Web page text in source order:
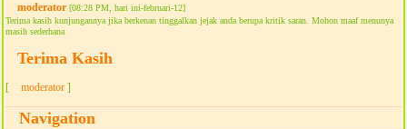
moderator [08:28 PM, hari ini-februari-12]
Terima kasih kunjungannya jika berkenan tinggalkan jejak anda berupa kritik saran. Mohon maaf menunya
masih sederhana
Terima Kasih
[ moderator ]
Navigation